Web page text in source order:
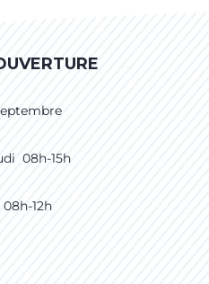
08h-15h
12h